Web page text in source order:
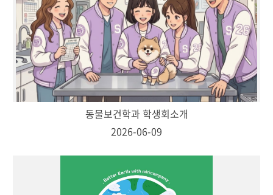
동물보건학과 학생회소개
2026-06-09